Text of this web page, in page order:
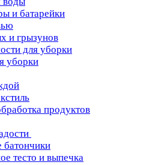
и батарейки
и грызунов
для уборки
уборки
продуктов
тесто и выпечка